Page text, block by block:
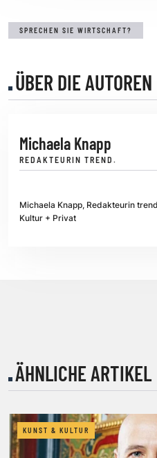
SPRECHEN SIE WIRTSCHAFT?
ÜBER DIE AUTOREN
Michaela Knapp
REDAKTEURIN TREND.
Michaela Knapp, Redakteurin
Kultur + Privat
ÄHNLICHE ARTIKEL
KUNST & KULTUR